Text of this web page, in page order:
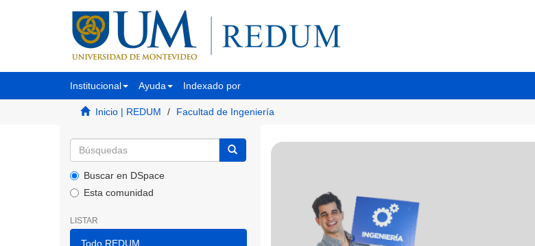
Institucional Ayuda Indexado por
Inicio | REDUM Facultad de Ingeniería
Buscar en DSpace
Esta comunidad
LISTAR
Todo REDUM